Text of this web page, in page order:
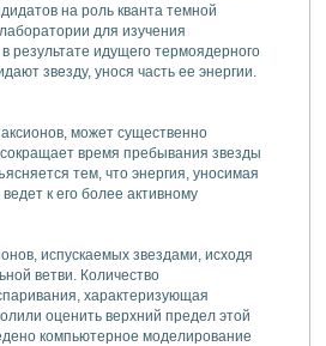
на роль кванта темной
для изучения
результате идущего термоядерного
звезду, унося часть ее энергии.
может существенно
время пребывания звезды
тем, что энергия, уносимая
к его более активному
испускаемых звездами, исходя
ветви. Количество
характеризующая
оценить верхний предел этой
компьютерное моделирование